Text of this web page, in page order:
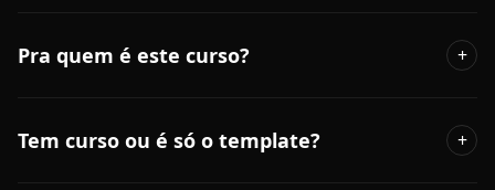
Pra quem é este curso? +
Tem curso ou é só o template? +